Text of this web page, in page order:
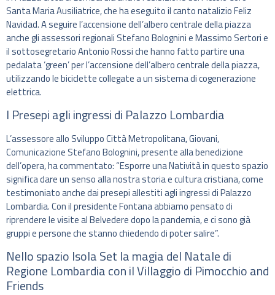
Santa Maria Ausiliatrice, che ha eseguito il canto natalizio Feliz
Navidad. A seguire l’accensione dell’albero centrale della piazza
anche gli assessori regionali Stefano Bolognini e Massimo Sertori e
il sottosegretario Antonio Rossi che hanno fatto partire una
pedalata ‘green’ per l’accensione dell’albero centrale della piazza,
utilizzando le biciclette collegate a un sistema di cogenerazione
elettrica.
I Presepi agli ingressi di Palazzo Lombardia
L’assessore allo Sviluppo Città Metropolitana, Giovani,
Comunicazione Stefano Bolognini, presente alla benedizione
dell’opera, ha commentato: “Esporre una Natività in questo spazio
significa dare un senso alla nostra storia e cultura cristiana, come
testimoniato anche dai presepi allestiti agli ingressi di Palazzo
Lombardia. Con il presidente Fontana abbiamo pensato di
riprendere le visite al Belvedere dopo la pandemia, e ci sono già
gruppi e persone che stanno chiedendo di poter salire”.
Nello spazio Isola Set la magia del Natale di
Regione Lombardia con il Villaggio di Pimocchio and
Friends